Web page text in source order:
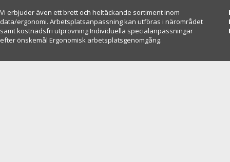
Vi erbjuder även ett brett och heltäckande sortiment inom
data/ergonomi. Arbetsplatsanpassning kan utföras i närområdet
samt kostnadsfri utprovning Individuella specialanpassningar
efter önskemål Ergonomisk arbetsplatsgenomgång.